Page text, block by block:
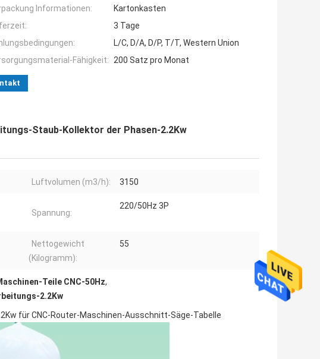
Informationen:
Kartonkasten
3 Tage
L/C, D/A, D/P, T/T, Western Union
Fähigkeit: 200 Satz pro Monat
Staub-Kollektor der Phasen-2.2Kw
Luftvolumen (m3/h): 3150
Spannung:
220/50Hz 3P
Nettogewicht
(Kilogramm):
55
Teile CNC-50Hz,
2.2Kw
für CNC-Router-Maschinen-Ausschnitt-Säge-Tabelle